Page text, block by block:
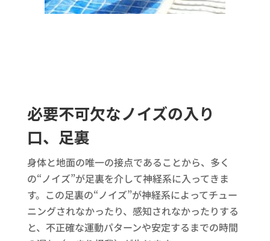
必要不可欠なノイズの入り
口、足裏
身体と地面の唯一の接点であることから、多く
の“ノイズ”が足裏を介して神経系に入ってきま
す。この足裏の“ノイズ”が神経系によってチュー
ニングされなかったり、感知されなかったりする
と、不正確な運動パターンや安定するまでの時間